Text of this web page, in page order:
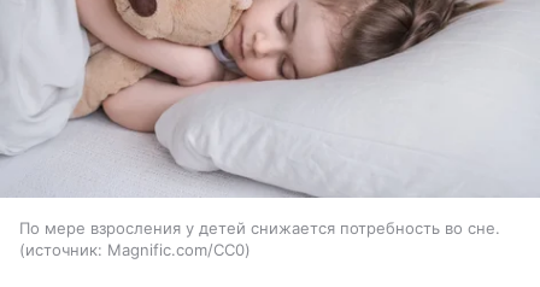
По мере взросления у детей снижается потребность во сне.
источник: Magnific.com/CC0